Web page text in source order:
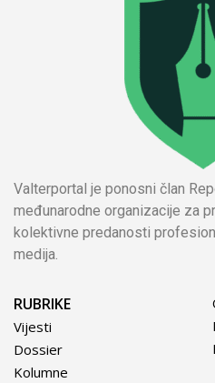
Valterportal je ponosni član
međunarodne organizacije za
kolektivne predanosti
medija.
RUBRIKE
Vijesti
Dossier
Kolumne